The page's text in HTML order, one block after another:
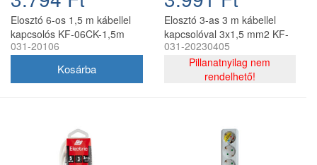
Elosztó 6-os 1,5 m kábellel
kapcsolós KF-06CK-1,5m
SzP
031-20106
Elosztó 3-as 3 m kábellel
kapcsolóval 3x1,5 mm2 KF-
03CK-3,0m
031-20230405
Pillanatnyilag nem
rendelhető!